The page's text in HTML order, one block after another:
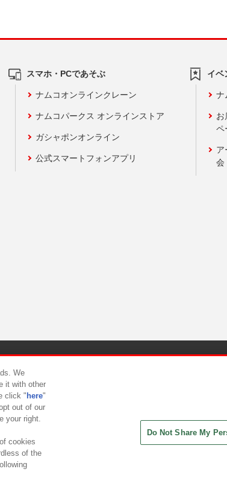
スマホ・PCであそぶ
ナムコオンラインクレーン
ナムコパークス オンラインストア
ガシャポンオンライン
公式スマートフォンアプリ
イベ
ナ
お
ペ
ア
会
ト対応方針
We
it with other
click " here"
out of our
your right.
cookies
of the
Do Not Share My